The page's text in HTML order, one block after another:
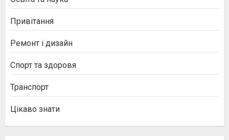
Привітання
Ремонт і дизайн
Спорт та здоровя
Транспорт
Цікаво знати